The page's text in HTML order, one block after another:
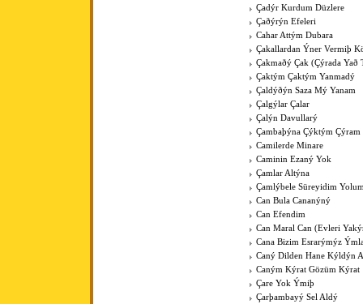
Çadýr Kurdum Düzlere
Çaðýrýn Efeleri
Cahar Attým Dubara
Çakallardan Ýner Vermiþ
Çakmaðý Çak (Çýrada Yað
Çaktým Çaktým Yanmadý
Çaldýðýn Saza Mý Yanam
Çalgýlar Çalar
Çalýn Davullarý
Çambaþýna Çýktým Çýram
Camilerde Minare
Caminin Ezaný Yok
Çamlar Altýna
Çamlýbele Süreyidim
Can Bula Cananýný
Can Efendim
Can Maral Can (Evleri
Cana Bizim Esrarýmýz
Caný Dilden Hane Kýldýn
Caným Kýrat Gözüm Kýrat
Çare Yok Ýmiþ
Çarþambayý Sel Aldý